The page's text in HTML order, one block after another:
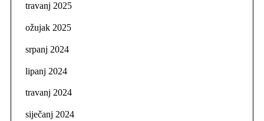
travanj 2025
ožujak 2025
srpanj 2024
lipanj 2024
travanj 2024
siječanj 2024